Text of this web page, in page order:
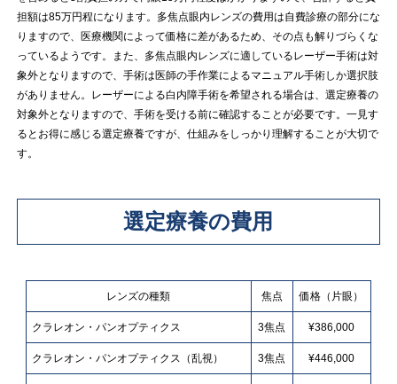
担額は85万円程になります。多焦点眼内レンズの費用は自費診療の部分にな
りますので、医療機関によって価格に差があるため、その点も解りづらくな
っているようです。また、多焦点眼内レンズに適しているレーザー手術は対
象外となりますので、手術は医師の手作業によるマニュアル手術しか選択肢
がありません。レーザーによる白内障手術を希望される場合は、選定療養の
対象外となりますので、手術を受ける前に確認することが必要です。一見す
るとお得に感じる選定療養ですが、仕組みをしっかり理解することが大切で
す。
選定療養の費用
レンズの種類 焦点 価格（片眼）
クラレオン・パンオプティクス 3焦点 ¥386,000
クラレオン・パンオプティクス（乱視） 3焦点 ¥446,000